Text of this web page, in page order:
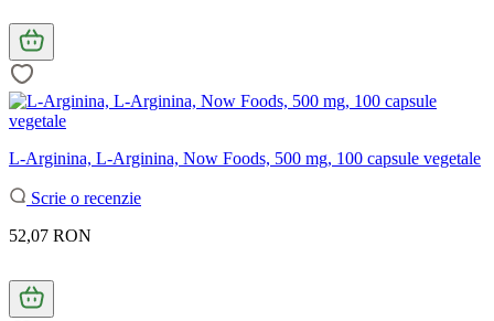
L-Arginina, L-Arginina, Now Foods, 500 mg, 100 capsule vegetale
Scrie o recenzie
52,07 RON